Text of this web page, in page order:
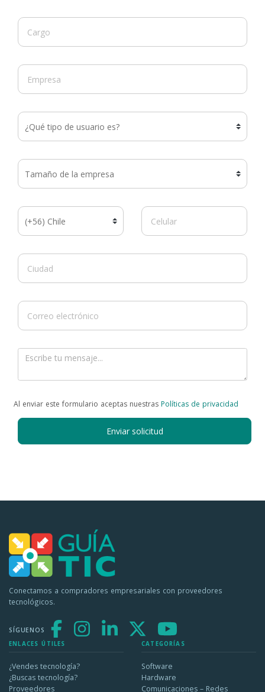
Al enviar este formulario aceptas nuestras Políticas de privacidad
Enviar solicitud
Conectamos a compradores empresariales con proveedores
tecnológicos.
SÍGUENOS
ENLACES ÚTILES
¿Vendes tecnología?
¿Buscas tecnología?
Proveedores
CATEGORÍAS
Software
Hardware
Comunicaciones – Redes